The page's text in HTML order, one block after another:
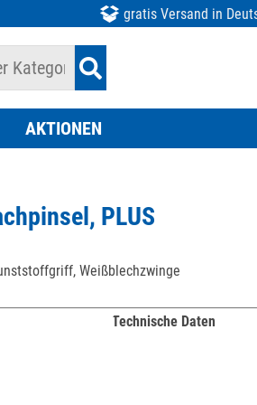
gratis Versand in
AKTIONEN
PLUS
Weißblechzwinge
Technische Daten